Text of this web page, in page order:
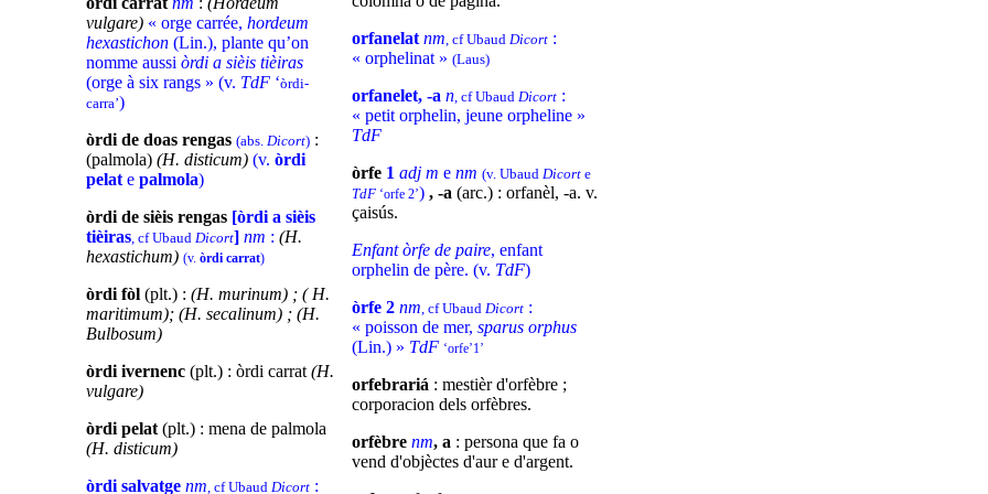
vulgare) « orge carrée, hordeum
hexastichon (Lin.), plante qu’on
nomme aussi òrdi a sièis tièiras
(orge à six rangs » (v. TdF ‘òrdi-
carra’)
òrdi de doas rengas (abs. Dicort) :
(palmola) (H. disticum) (v. òrdi
pelat e palmola)
òrdi de sièis rengas [òrdi a sièis
tièiras, cf Ubaud Dicort] nm : (H.
hexastichum) (v. òrdi carrat)
òrdi fòl (plt.) : (H. murinum) ; ( H.
maritimum); (H. secalinum) ; (H.
Bulbosum)
òrdi ivernenc (plt.) : òrdi carrat (H.
vulgare)
òrdi pelat (plt.) : mena de palmola
(H. disticum)
òrdi salvatge nm, cf Ubaud Dicort :
orfanelat nm, cf Ubaud Dicort :
« orphelinat » (Laus)
orfanelet, -a n, cf Ubaud Dicort :
« petit orphelin, jeune orpheline »
TdF
òrfe 1 adj m e nm (v. Ubaud Dicort e
TdF ‘orfe 2’) , -a (arc.) : orfanèl, -a. v.
çaisús.
Enfant òrfe de paire, enfant
orphelin de père. (v. TdF)
òrfe 2 nm, cf Ubaud Dicort :
« poisson de mer, sparus orphus
(Lin.) » TdF ‘orfe’1’
orfebrariá : mestièr d'orfèbre ;
corporacion dels orfèbres.
orfèbre nm, a : persona que fa o
vend d'objèctes d'aur e d'argent.